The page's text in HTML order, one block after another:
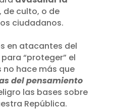
de culto, o de
ciudadanos.
en atacantes del
“proteger” el
hace más que
del pensamiento
las bases sobre
República.